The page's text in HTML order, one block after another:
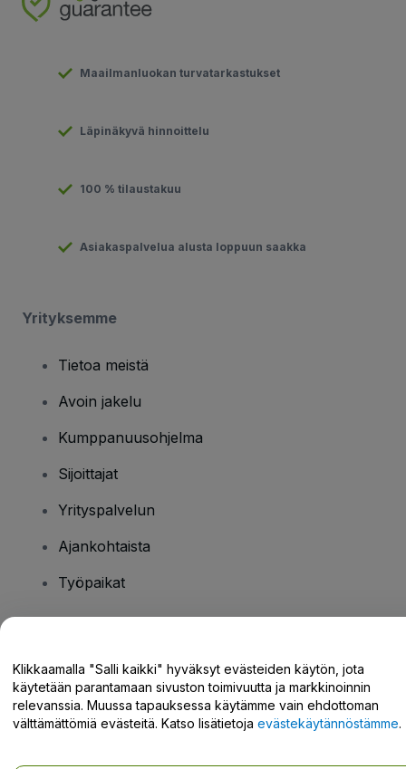
Maailmanluokan turvatarkastukset
Läpinäkyvä hinnoittelu
100 % tilaustakuu
Asiakaspalvelua alusta loppuun saakka
Yrityksemme
Tietoa meistä
Avoin jakelu
Kumppanuusohjelma
Sijoittajat
Yrityspalvelun
Ajankohtaista
Työpaikat
Tukikeskus / Ota meihin yhteyttä
Klikkaamalla "Salli kaikki" hyväksyt evästeiden käytön, jota
käytetään parantamaan sivuston toimivuutta ja markkinoinnin
relevanssia. Muussa tapauksessa käytämme vain ehdottoman
välttämättömiä evästeitä. Katso lisätietoja evästekäytännöstämme.